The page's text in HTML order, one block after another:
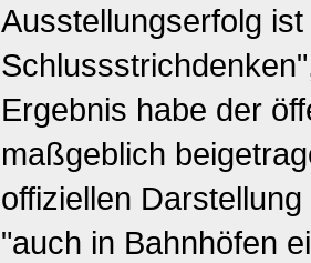
Ausstellungserfolg
Ergebnis habe der
maßgeblich
offiziellen
"auch in Bahnhöfen